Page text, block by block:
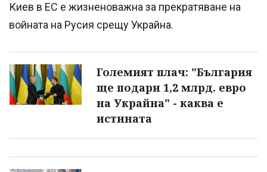
Киев в ЕС е жизненоважна за прекратяване на
войната на Русия срещу Украйна.
Големият плач: "България
ще подари 1,2 млрд. евро
на Украйна" - каква е
истината